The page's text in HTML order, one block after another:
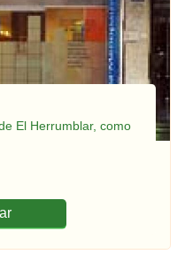
El Herrumblar, como